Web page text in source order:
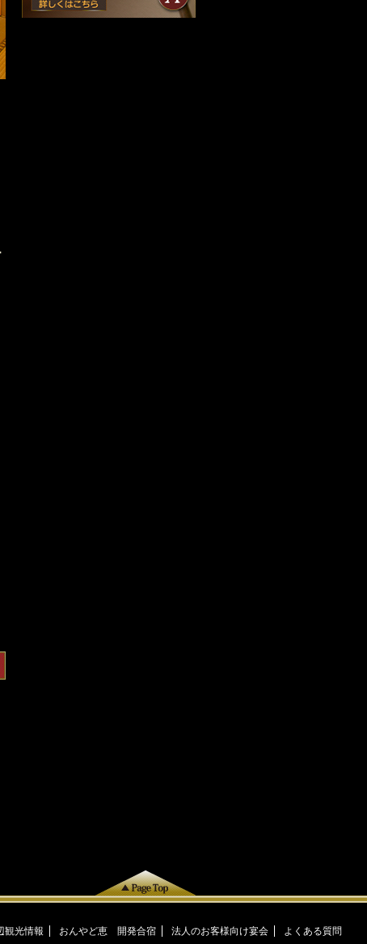
観光情報 おんやど恵 開発合宿 法人のお客様向け宴会
よくある質問